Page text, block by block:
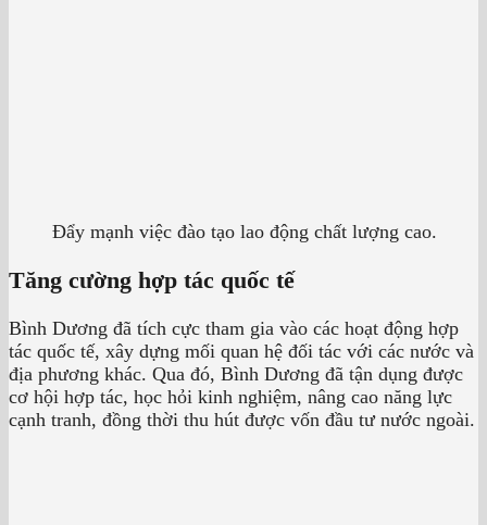
Đẩy mạnh việc đào tạo lao động chất lượng cao.
Tăng cường hợp tác quốc tế
Bình Dương đã tích cực tham gia vào các hoạt động hợp
tác quốc tế, xây dựng mối quan hệ đối tác với các nước và
địa phương khác. Qua đó, Bình Dương đã tận dụng được
cơ hội hợp tác, học hỏi kinh nghiệm, nâng cao năng lực
cạnh tranh, đồng thời thu hút được vốn đầu tư nước ngoài.